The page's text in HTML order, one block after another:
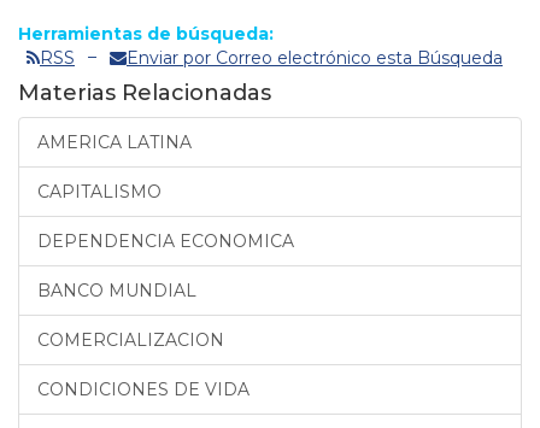
Herramientas de búsqueda:
RSS
Enviar por Correo electrónico esta Búsqueda
Materias Relacionadas
AMERICA LATINA
CAPITALISMO
DEPENDENCIA ECONOMICA
BANCO MUNDIAL
COMERCIALIZACION
CONDICIONES DE VIDA